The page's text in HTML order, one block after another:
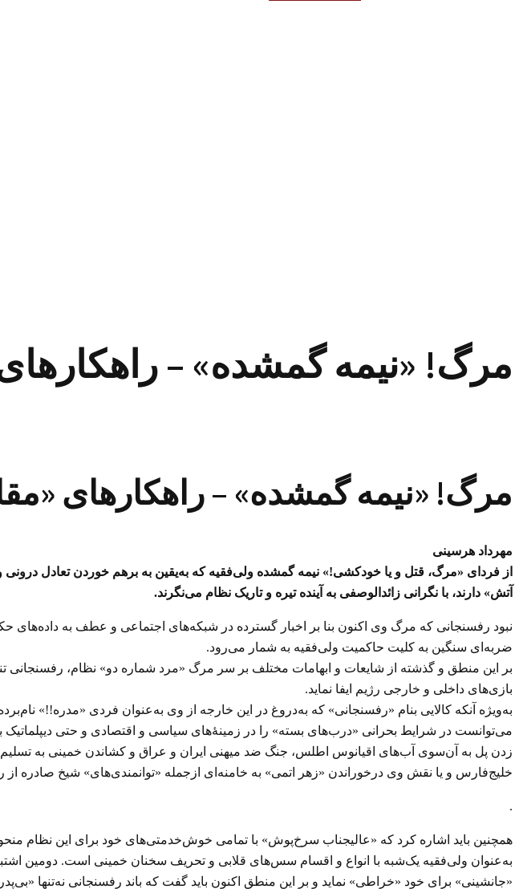
مرگ! «نیمه گمشده» –
مرگ! «نیمه گمشده» – راهکارهای
مهرداد هرسینی
از فردای «مرگ، قتل و یا خودکشی!» نیمه گمشده ولی‌فقیه که به‌یقین به برهم خوردن تعادل درونی
آتش» دارند، با نگرانی زائدالوصفی به آینده تیره و تاریک نظام می‌نگرند.
نبود رفسنجانی که مرگ وی اکنون بنا بر اخبار گسترده در شبکه‌های اجتماعی و عطف به داده‌های
ضربه‌ای سنگین به کلیت حاکمیت ولی‌فقیه به شمار می‌رود.
بر این منطق و گذشته از شایعات و ابهامات مختلف بر سر مرگ «مرد شماره دو» نظام، رفسنجانی
بازی‌های داخلی و خارجی رژیم ایفا نماید.
به‌ویژه آنکه کالایی بنام «رفسنجانی» که به‌دروغ در این خارجه از وی به‌عنوان فردی «مدره!!»
می‌توانست در شرایط بحرانی «درب‌های بسته» را در زمینهٔ‌های سیاسی و اقتصادی و حتی دیپلماتیک
زدن پل به آن‌سوی آب‌های اقیانوس اطلس، جنگ ضد میهنی ایران و عراق و کشاندن خمینی به
خلیج‌فارس و یا نقش وی درخوراندن «زهر اتمی» به خامنه‌ای ازجمله «توانمندی‌های» شیخ صادره از
.
همچنین باید اشاره کرد که «عالیجناب سرخ‌پوش» با تمامی خوش‌خدمتی‌های خود برای این نظام
به‌عنوان ولی‌فقیه یک‌شبه با انواع و اقسام سس‌های قلابی و تحریف سخنان خمینی است. دومین
«جانشینی» برای خود «خراطی» نماید و بر این منطق اکنون باید گفت که باند رفسنجانی نه‌تنها